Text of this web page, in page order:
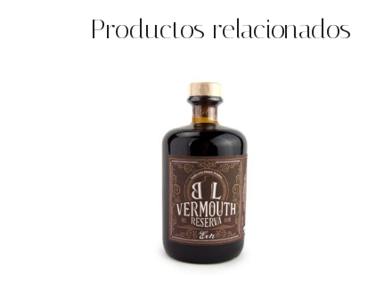
Productos relacionados